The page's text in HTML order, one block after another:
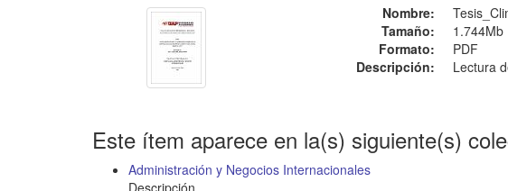
Nombre:
Tamaño:
1.744Mb
Formato:
PDF
Descripción:
Lectura
Este ítem aparece en la(s) siguiente(s)
Administración y Negocios Internacionales
Descripción